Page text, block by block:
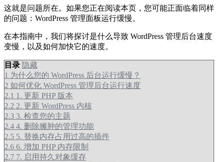
这就是问题所在。如果您正在阅读本页，您可能正面临着同样
的问题：WordPress 管理面板运行缓慢。
在本指南中，我们将探讨是什么导致 WordPress 管理后台速度
变慢，以及如何加快它的速度。
目录 隐藏
1 为什么您的 WordPress 后台运行缓慢？
2 如何优化 WordPress 管理后台运行速度
2.1 1. 更新 PHP 版本
2.2 2. 更新 WordPress 内核
2.3 3. 检查您的主题
2.4 4. 删除臃肿的管理功能
2.5 5. 替换内存占用过高的插件
2.6 6. 增加 PHP 内存限制
2.7 7. 启用持久对象缓存